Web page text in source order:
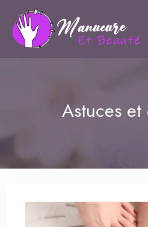
Astuces et